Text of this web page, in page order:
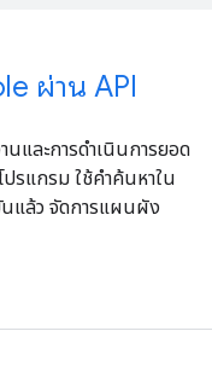
ผ่าน API
นและการดำเนินการยอด
รแกรม ใช้คำค้นหาใน
นแล้ว จัดการแผนผัง